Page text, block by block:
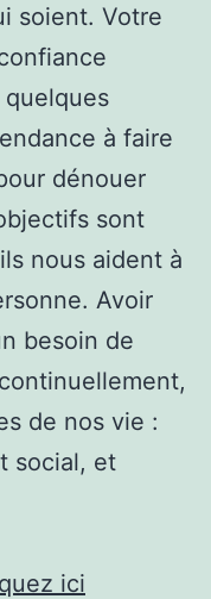
soient. Votre
quelques
à faire
dénouer
sont
nous aident à
Avoir
besoin de
de nos vie :
social, et
ici